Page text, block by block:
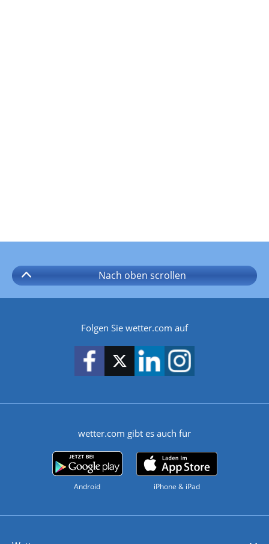
Nach oben scrollen
Folgen Sie wetter.com auf
wetter.com gibt es auch für
Android iPhone & iPad